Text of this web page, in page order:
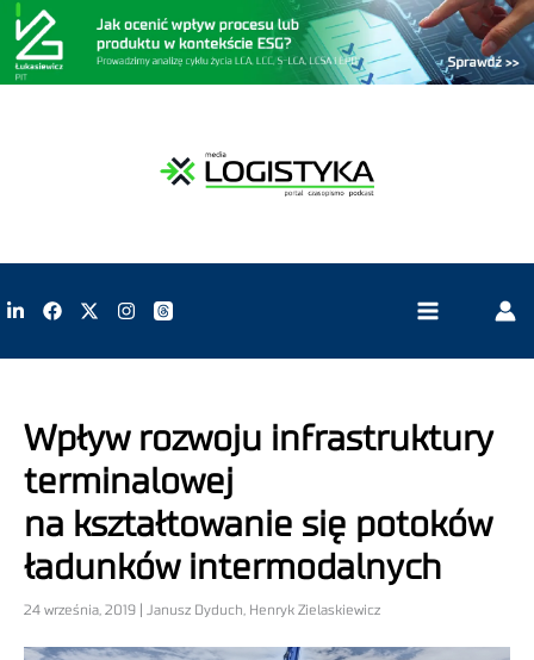
Wpływ rozwoju infrastruktury
terminalowej
na kształtowanie się potoków
ładunków intermodalnych
24 września, 2019 | Janusz Dyduch, Henryk Zielaskiewicz